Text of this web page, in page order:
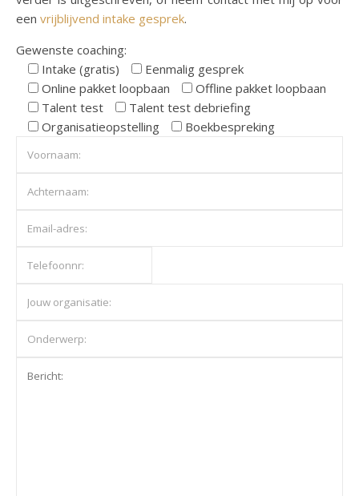
een vrijblijvend intake gesprek.
Gewenste coaching:
Intake (gratis)
Eenmalig gesprek
Online pakket loopbaan
Offline pakket loopbaan
Talent test
Talent test debriefing
Organisatieopstelling
Boekbespreking